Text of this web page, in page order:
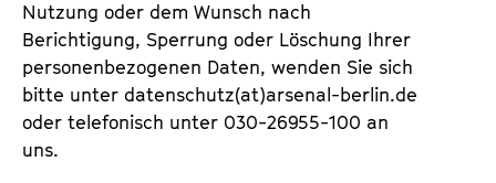
Nutzung oder dem Wunsch nach
Berichtigung, Sperrung oder Löschung Ihrer
personenbezogenen Daten, wenden Sie sich
bitte unter datenschutz(at)arsenal-berlin.de
oder telefonisch unter 030-26955-100 an
uns.